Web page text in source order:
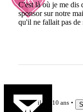
C'est là où je me dis
sponsor sur notre
qu'il ne fallait pas de
il y a 10 ans